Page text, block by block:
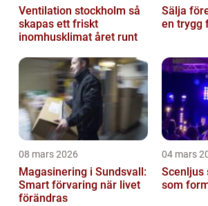
Ventilation stockholm så
skapas ett friskt
inomhusklimat året runt
Sälja
en trygg
08 mars 2026
Magasinering i Sundsvall:
Smart förvaring när livet
förändras
04 mars
Scenljus
som